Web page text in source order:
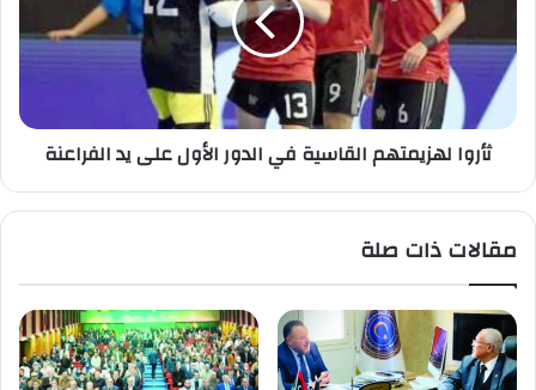
ثأروا لهزيمتهم القاسية في الدور الأول على يد الفراعنة
مقالات ذات صلة